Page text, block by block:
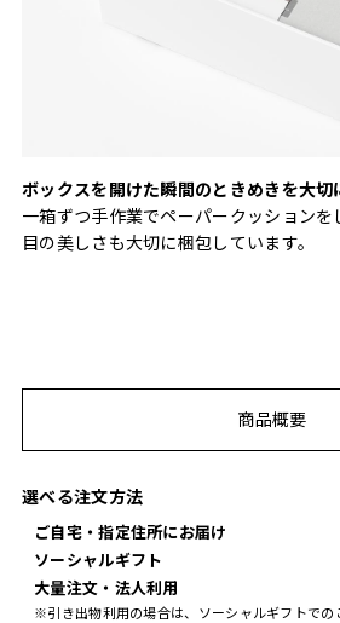
ボックスを開けた瞬間のときめきを大切
一箱ずつ手作業でペーパークッション
目の美しさも大切に梱包しています。
商品概要
選べる注文方法
ご自宅・指定住所にお届け
ソーシャルギフト
大量注文・法人利用
※引き出物利用の場合は、ソーシャルギフトでの